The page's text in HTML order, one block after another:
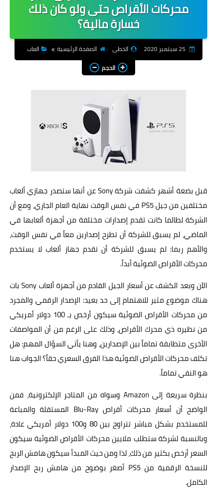
شروحات
هواتف
تطبيقات
العاب
انترنت
انظمة تشغيل
منوعات
المزيد
ابتكارات
حواسيب
محركات الأقراص حتى ولو كان ذلك
خسارة مالية؟
الخطى الصفحة الرئيسية
العاب
الحجم
قبل بضعة أشهر كشفت شركة Sony عن أنها ستصدر جهازي ألعاب
مختلفين من جيل PS5 في نفس الوقت نهاية العام الجاري، ومع أن
الشركة لطالما كانت تقدم إصدارات مختلفة من أجهزة ألعابها في
الماضي، لم يسبق للشركة أن تطرح إصدارين معاً في نفس الوقت،
والأهم ربما: لم يسبق للشركة أن تقدم جهاز ألعاب لا يستخدم
محركات الأقراص الضوئية أبداً.
الآن وبعد الكشف عن أسعار الجيل القادم من أجهزة ألعاب Sony بات
هناك موضوع مثير للاهتمام إلى حد بعيد: الإصدار الرقمي والمجرد
من محركات الأقراص الضوئية سيكون أرخص بـ 100 دولار أمريكي
من نظيره ذي محرك الأقراص، وذلك على الرغم من أن المواصفات
الأخرى متطابقة تماماً بين الإصدارين، وهنا يأتي السؤال المهم: هل
تكلف محركات الأقراص الضوئية هذا الفرق السعري حقاً؟ الجواب هنا
هو النفي تماماً.
بنظرة سريعة إلى Amazon وسواه من المتاجر الإلكترونية، فمن
الواضح أن أسعار محركات أقراص Blu-Ray المستقلة والمباعة
للمستخدم بشكل مباشر تتراوح بين 80 و100 دولار أمريكي عادة،
وبالنسبة لشركة ستطلب ملايين محركات الأقراص الضوئية سيكون
السعر أرخص بكثير من ذلك، لذا ومن حيث المبدأ سيكون هامش الربح
للنسخة الرقمية من PS5 أصغر بوضوح من هامش ربح الإصدار
الكامل.